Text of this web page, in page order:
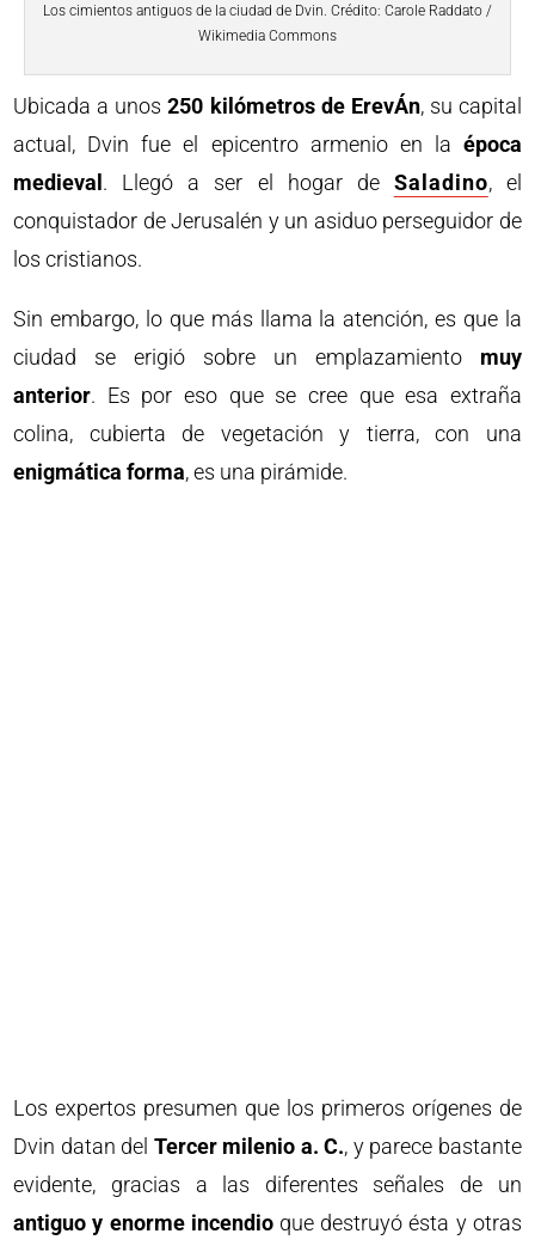
Los cimientos antiguos de la ciudad de Dvin. Crédito: Carole Raddato /
Wikimedia Commons
Ubicada a unos250 kilómetros de ErevÁn, su capital
actual, Dvin fue el epicentro armenio en la época
medieval . Llegó a ser el hogar de Saladino, el
conquistador de Jerusalén y un asiduo perseguidor de
los cristianos.
Sin embargo, lo que más llama la atención, es que la
ciudad se erigió sobre un emplazamiento muy
anterior. Es por eso que se cree que esa extraña
colina, cubierta de vegetación y tierra, con una
enigmática forma, es una pirámide.
Los expertos presumen que los primeros orígenes de
Dvin datan del Tercer milenio a. C., y parece bastante
evidente, gracias a las diferentes señales de un
antiguo y enorme incendioque destruyó ésta y otras